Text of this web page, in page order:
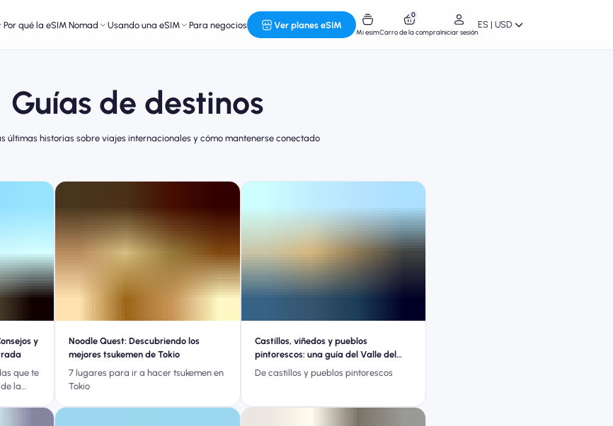
Por qué la eSIM Nomad Usando una eSIM Para negocios Ver planes eSIM
Mi esim
0
Carro de la compraIniciar sesión
ES | USD
Guías de destinos
últimas historias sobre viajes internacionales y cómo mantenerse conectado
y
que te
la
Noodle Quest: Descubriendo los
mejores tsukemen de Tokio
7 lugares para ir a hacer tsukemen en
Tokio
Castillos, viñedos y pueblos
pintorescos: una guía del Valle del
Loira
De castillos y pueblos pintorescos